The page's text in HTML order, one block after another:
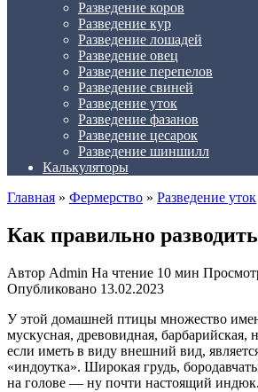
Разведение коров
Разведение кур
Разведение лошадей
Разведение овец
Разведение перепелов
Разведение свиней
Разведение уток
Разведение фазанов
Разведение цесарок
Разведение шиншилл
Калькуляторы
Главная » Фермерство » Разведение уток
Как правильно
Автор Admin На чтение 10 мин
Опубликовано 13.02.2023
У этой домашней птицы множество
мускусная, древовидная,
если иметь в виду внешний вид,
«индоутка». Широкая грудь,
на голове — ну почти настоящий